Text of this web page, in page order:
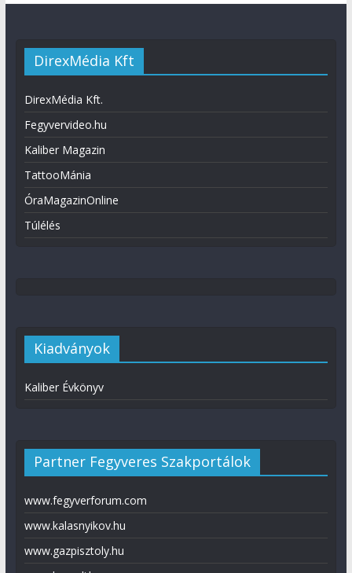
DirexMédia Kft
DirexMédia Kft.
Fegyvervideo.hu
Kaliber Magazin
TattooMánia
ÓraMagazinOnline
Túlélés
Kiadványok
Kaliber Évkönyv
Partner Fegyveres Szakportálok
www.fegyverforum.com
www.kalasnyikov.hu
www.gazpisztoly.hu